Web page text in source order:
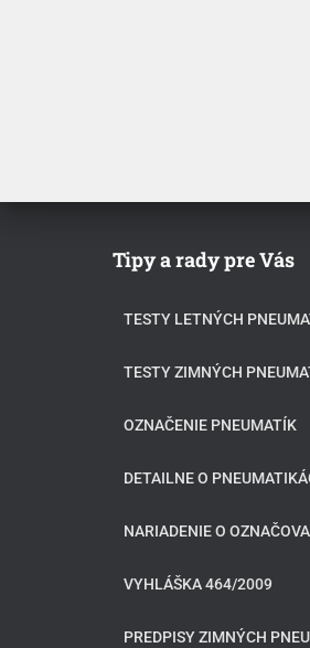
Tipy a rady pre Vás
TESTY LETNÝCH
TESTY ZIMNÝCH
OZNAČENIE PNEUMATÍK
DETAILNE O
NARIADENIE O
VYHLÁŠKA 464/2009
PREDPISY ZIMNÝCH